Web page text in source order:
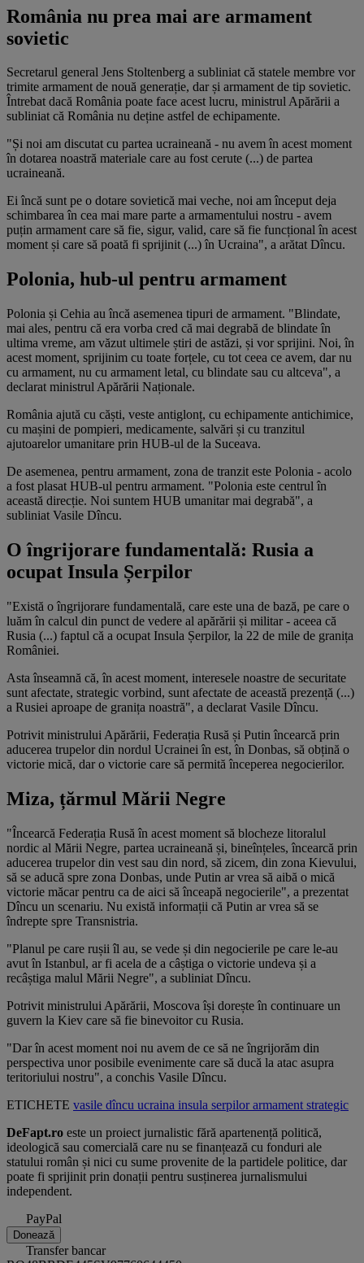
România nu prea mai are armament
sovietic
Secretarul general Jens Stoltenberg a subliniat că statele membre vor
trimite armament de nouă generație, dar și armament de tip sovietic.
Întrebat dacă România poate face acest lucru, ministrul Apărării a
subliniat că România nu deține astfel de echipamente.
"Și noi am discutat cu partea ucraineană - nu avem în acest moment
în dotarea noastră materiale care au fost cerute (...) de partea
ucraineană.
Ei încă sunt pe o dotare sovietică mai veche, noi am început deja
schimbarea în cea mai mare parte a armamentului nostru - avem
puțin armament care să fie, sigur, valid, care să fie funcțional în acest
moment și care să poată fi sprijinit (...) în Ucraina", a arătat Dîncu.
Polonia, hub-ul pentru armament
Polonia și Cehia au încă asemenea tipuri de armament. "Blindate,
mai ales, pentru că era vorba cred că mai degrabă de blindate în
ultima vreme, am văzut ultimele știri de astăzi, și vor sprijini. Noi, în
acest moment, sprijinim cu toate forțele, cu tot ceea ce avem, dar nu
cu armament, nu cu armament letal, cu blindate sau cu altceva", a
declarat ministrul Apărării Naționale.
România ajută cu căști, veste antiglonț, cu echipamente antichimice,
cu mașini de pompieri, medicamente, salvări și cu tranzitul
ajutoarelor umanitare prin HUB-ul de la Suceava.
De asemenea, pentru armament, zona de tranzit este Polonia - acolo
a fost plasat HUB-ul pentru armament. "Polonia este centrul în
această direcție. Noi suntem HUB umanitar mai degrabă", a
subliniat Vasile Dîncu.
O îngrijorare fundamentală: Rusia a
ocupat Insula Șerpilor
"Există o îngrijorare fundamentală, care este una de bază, pe care o
luăm în calcul din punct de vedere al apărării și militar - aceea că
Rusia (...) faptul că a ocupat Insula Șerpilor, la 22 de mile de granița
României.
Asta înseamnă că, în acest moment, interesele noastre de securitate
sunt afectate, strategic vorbind, sunt afectate de această prezență (...)
a Rusiei aproape de granița noastră", a declarat Vasile Dîncu.
Potrivit ministrului Apărării, Federația Rusă și Putin încearcă prin
aducerea trupelor din nordul Ucrainei în est, în Donbas, să obțină o
victorie mică, dar o victorie care să permită începerea negocierilor.
Miza, țărmul Mării Negre
"Încearcă Federația Rusă în acest moment să blocheze litoralul
nordic al Mării Negre, partea ucraineană și, bineînțeles, încearcă prin
aducerea trupelor din vest sau din nord, să zicem, din zona Kievului,
să se aducă spre zona Donbas, unde Putin ar vrea să aibă o mică
victorie măcar pentru ca de aici să înceapă negocierile", a prezentat
Dîncu un scenariu. Nu există informații că Putin ar vrea să se
îndrepte spre Transnistria.
"Planul pe care rușii îl au, se vede și din negocierile pe care le-au
avut în Istanbul, ar fi acela de a câștiga o victorie undeva și a
recâștiga malul Mării Negre", a subliniat Dîncu.
Potrivit ministrului Apărării, Moscova își dorește în continuare un
guvern la Kiev care să fie binevoitor cu Rusia.
"Dar în acest moment noi nu avem de ce să ne îngrijorăm din
perspectiva unor posibile evenimente care să ducă la atac asupra
teritoriului nostru", a conchis Vasile Dîncu.
ETICHETE vasile dîncu ucraina insula serpilorarmament strategic
DeFapt.ro este un proiect jurnalistic fără apartenență politică,
ideologică sau comercială care nu se finanțează cu fonduri ale
statului român și nici cu sume provenite de la partidele politice, dar
poate fi sprijinit prin donații pentru susținerea jurnalismului
independent.
PayPal
Donează
Transfer bancar